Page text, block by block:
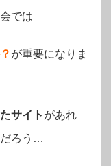
では
が重要になりま
サイト があれ
だろう…